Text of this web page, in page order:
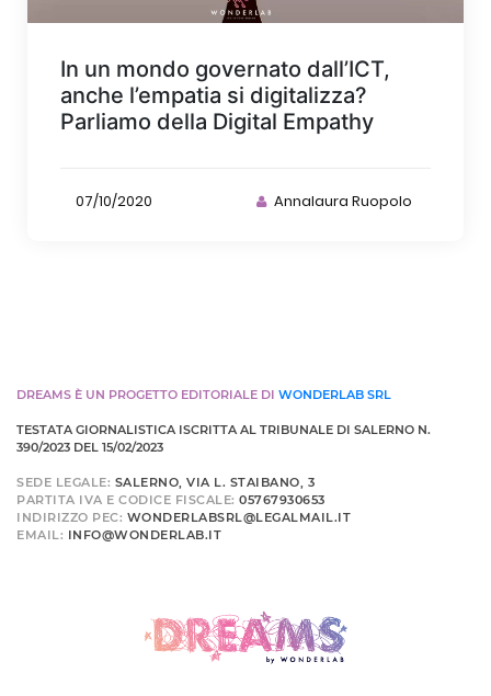
In un mondo governato dall’ICT,
anche l’empatia si digitalizza?
Parliamo della Digital Empathy
07/10/2020 Annalaura Ruopolo
DREAMS È UN PROGETTO EDITORIALE DI WONDERLAB SRL
TESTATA GIORNALISTICA ISCRITTA AL TRIBUNALE DI SALERNO N.
390/2023 DEL 15/02/2023
SEDE LEGALE: SALERNO, VIA L. STAIBANO, 3
PARTITA IVA E CODICE FISCALE: 05767930653
INDIRIZZO PEC: WONDERLABSRL@LEGALMAIL.IT
EMAIL: INFO@WONDERLAB.IT